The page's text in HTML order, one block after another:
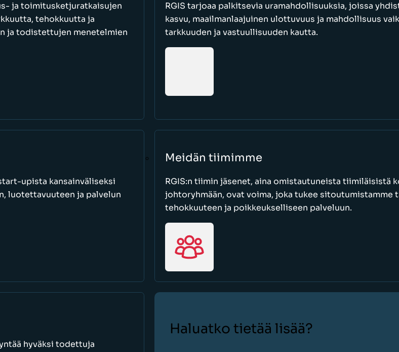
ja toimitusketjuratkaisujen
tehokkuutta ja
ja todistettujen menetelmien
RGIS tarjoaa palkitsevia uramahdollisuuksia, joissa
kasvu, maailmanlaajuinen ulottuvuus ja mahdollisuus
tarkkuuden ja vastuullisuuden kautta.
upista kansainväliseksi
luotettavuuteen ja palvelun
Meidän tiimimme
RGIS:n tiimin jäsenet, aina omistautuneista tiimiläisistä
johtoryhmään, ovat voima, joka tukee sitoutumistamme
tehokkuuteen ja poikkeukselliseen palveluun.
hyväksi todettuja
Haluatko tietää lisää?